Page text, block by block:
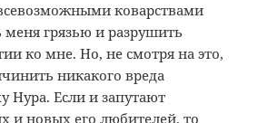
коварствами
грязью и разрушить
ко мне. Но, не смотря на это,
никакого вреда
Нура. Если и запутают
и новых его любителей, то